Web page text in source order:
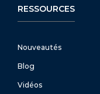
RESSOURCES
Nouveautés
Blog
Vidéos